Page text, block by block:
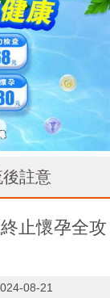
後註意
止懷孕全攻
08-21